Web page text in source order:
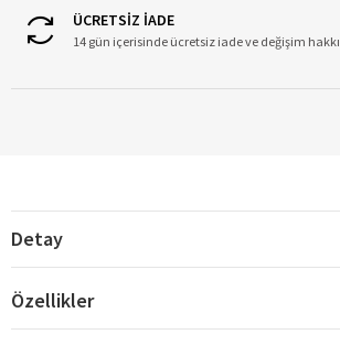
ÜCRETSİZ İADE
14 gün içerisinde ücretsiz iade ve değişim hakkı
Detay
Özellikler